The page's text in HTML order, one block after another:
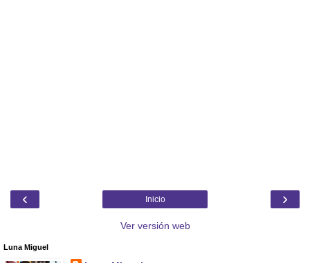
‹ ›
Inicio
Ver versión web
Luna Miguel